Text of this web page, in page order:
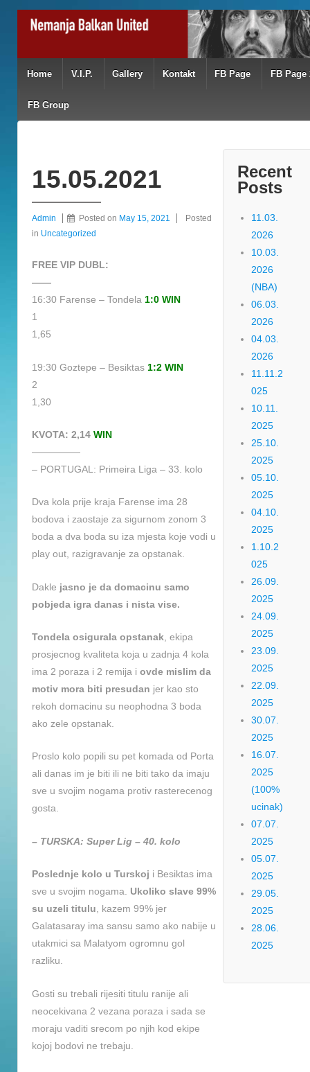
Home V.I.P. Gallery Kontakt FB Page FB Page
FB Group
15.05.2021
Admin Posted on May 15, 2021
Posted
in Uncategorized
FREE VIP DUBL:
——
16:30 Farense – Tondela 1:0 WIN
1
1,65
19:30 Goztepe – Besiktas 1:2 WIN
2
1,30
KVOTA: 2,14 WIN
—————
– PORTUGAL: Primeira Liga – 33. kolo
Dva kola prije kraja Farense ima 28
bodova i zaostaje za sigurnom zonom 3
boda a dva boda su iza mjesta koje vodi u
play out, razigravanje za opstanak.
Dakle jasno je da domacinu samo
pobjeda igra danas i nista vise.
Tondela osigurala opstanak , ekipa
prosjecnog kvaliteta koja u zadnja 4 kola
ima 2 poraza i 2 remija i ovde mislim da
motiv mora biti presudan jer kao sto
rekoh domacinu su neophodna 3 boda
ako zele opstanak.
Proslo kolo popili su pet komada od Porta
ali danas im je biti ili ne biti tako da imaju
sve u svojim nogama protiv rasterecenog
gosta.
– TURSKA: Super Lig – 40. kolo
Poslednje kolo u Turskoj i Besiktas ima
sve u svojim nogama. Ukoliko slave 99%
su uzeli titulu, kazem 99% jer
Galatasaray ima sansu samo ako nabije u
utakmici sa Malatyom ogromnu gol
razliku.
Gosti su trebali rijesiti titulu ranije ali
neocekivana 2 vezana poraza i sada se
moraju vaditi srecom po njih kod ekipe
kojoj bodovi ne trebaju.
Recent
Posts
11.03.
2026
10.03.
2026
(NBA)
06.03.
2026
04.03.
2026
11.11.2
025
10.11.
2025
25.10.
2025
05.10.
2025
04.10.
2025
1.10.2
025
26.09.
2025
24.09.
2025
23.09.
2025
22.09.
2025
30.07.
2025
16.07.
2025
(100%
ucinak)
07.07.
2025
05.07.
2025
29.05.
2025
28.06.
2025